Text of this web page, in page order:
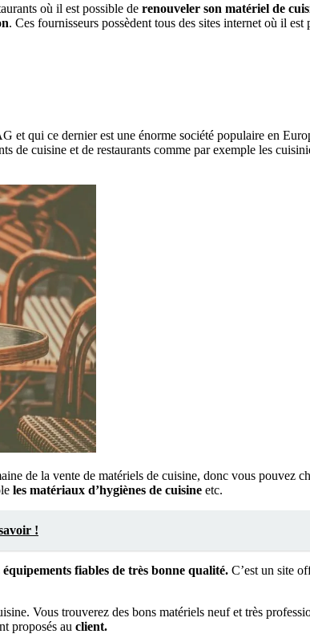
où il est possible de renouveler son matériel de
. Ces fournisseurs possèdent tous des sites internet où il
qui ce dernier est une énorme société populaire en
de cuisine et de restaurants comme par exemple les
de la vente de matériels de cuisine, donc vous pouvez
les matériaux d’hygiènes de cuisine etc.
!
équipements fiables de très bonne qualité. C’est un site
Vous trouverez des bons matériels neuf et très
proposés au client.